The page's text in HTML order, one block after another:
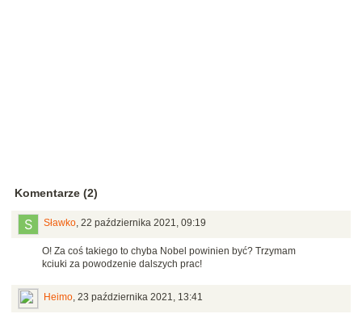
Komentarze (2)
Sławko, 22 października 2021, 09:19
O! Za coś takiego to chyba Nobel powinien być? Trzymam
kciuki za powodzenie dalszych prac!
Heimo, 23 października 2021, 13:41